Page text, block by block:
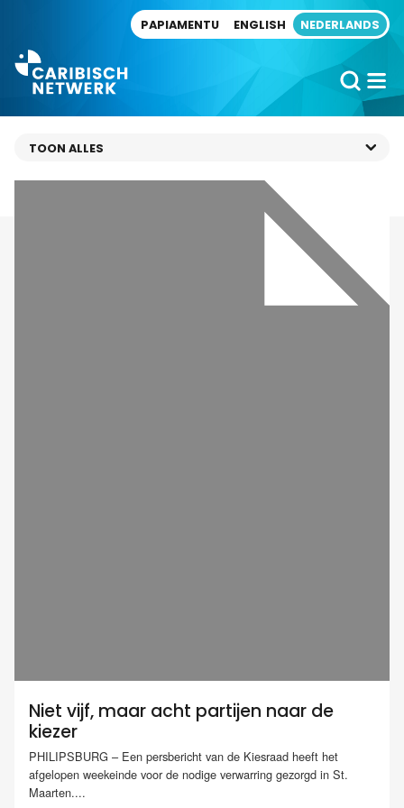
PAPIAMENTU ENGLISH NEDERLANDS
Niet vijf, maar acht partijen naar de
kiezer
PHILIPSBURG – Een persbericht van de Kiesraad heeft het
afgelopen weekeinde voor de nodige verwarring gezorgd in St.
Maarten....